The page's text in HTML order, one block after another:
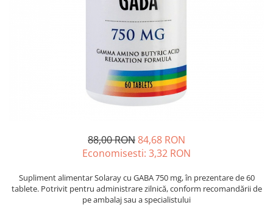
Probiotice si prebiotice
Somn stres si anxietate
Supliment Complexe
Balsam masca si tratament
Produse cu SPF Pentru Fata
88,00 RON84,68 RON
Economisesti: 3,32 RON
Supliment alimentar Solaray cu GABA 750 mg, în prezentare de 60
tablete. Potrivit pentru administrare zilnică, conform recomandării de
pe ambalaj sau a specialistului